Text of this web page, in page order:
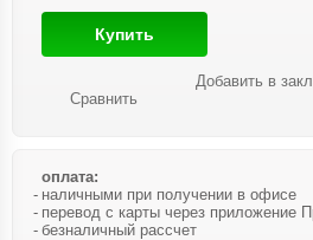
Купить
Сравнить
Добавить в
оплата:
наличными при получении в офисе
перевод с карты через приложение
безналичный рассчет